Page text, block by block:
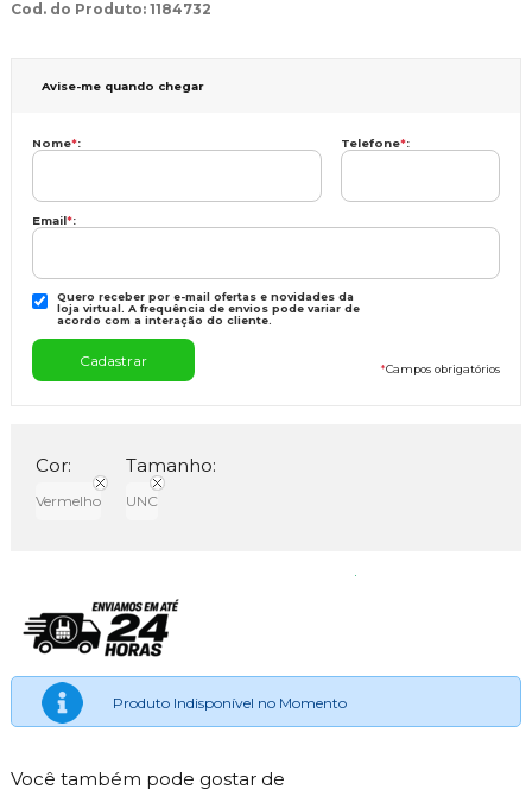
Cod. do Produto: 1184732
Avise-me quando chegar
Nome*: Telefone*:
Email*:
Quero receber por e-mail ofertas e novidades da
loja virtual. A frequência de envios pode variar de
acordo com a interação do cliente.
*Campos obrigatórios
Cor:
Vermelho
Tamanho:
UNC
Produto Indisponível no Momento
Você também pode gostar de